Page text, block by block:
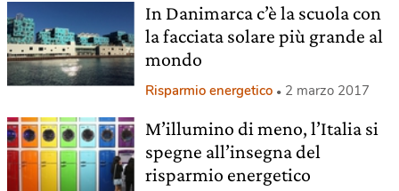
In Danimarca c’è la scuola con
la facciata solare più grande al
mondo
Risparmio energetico 2 marzo 2017
M’illumino di meno, l’Italia si
spegne all’insegna del
risparmio energetico